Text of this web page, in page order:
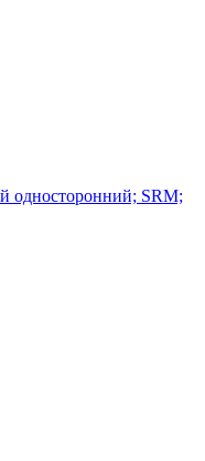
односторонний; SRM;